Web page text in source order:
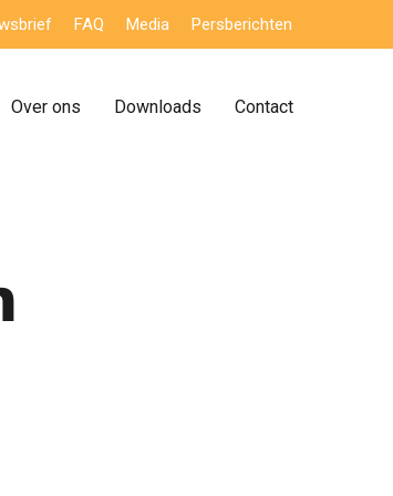
FAQ Media Persberichten
Over ons Downloads Contact